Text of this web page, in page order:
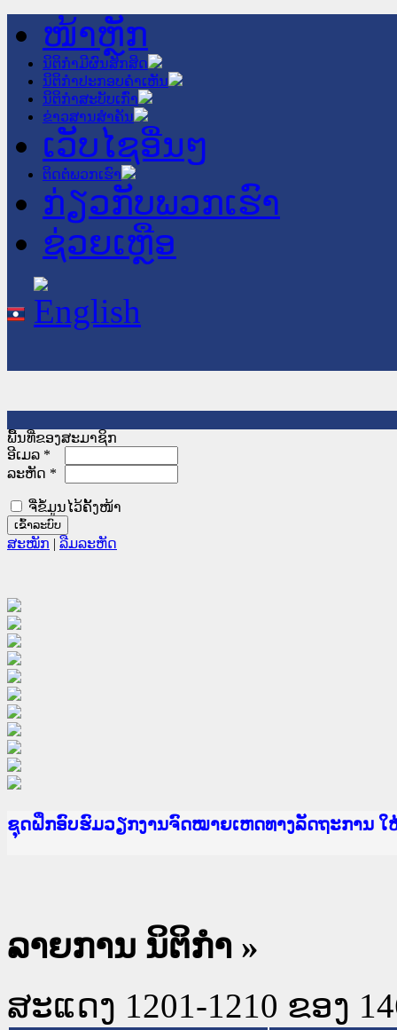
ໜ້າຫຼັກ
ນິຕິກໍາມີຜົນສັກສິດ
ນິຕິກໍາປະກອບຄໍາເຫັນ
ນິຕິກໍາສະບັບເກົ່າ
ຂ່າວສານສໍາຄັນ
ເວັບໄຊອື່ນໆ
ຕິດຕໍ່ພວກເຮົາ
ກ່ຽວກັບພວກເຮົາ
ຊ່ວຍເຫຼືອ
ພື້ນທີ່ຂອງສະມາຊິກ
ອີເມລ *
ລະຫັດ *
ຈື່ຂໍ້ມູນໄວ້ຄັ້ງໜ້າ
ສະໝັກ | ລືມລະຫັດ
Ministry of Justice Lao PDR
ເຜີຍແຜ່ວັບໄຊຈົດໝາຍເຫດທາງລັດຖະການ ແລະ ແອັ
ກະຊວງຍຸຕິທຳ
ຊຸດຝຶກອົບຮົມວຽກງານຈົດໝາຍເຫດທາງລັດຖະການ
ກອງປະຊຸມທົບທວນຄືນການຈັດຕັ້ງປະຕິບັດວຽກງານຈົ
ຝຶກອົບຮົມ ຜູ່ປະສານງານວຽກງານຈົດໝາຍເຫດທາງລັ
ຝຶກອົບຮົມ ຜູ່ປະສານງານວຽກງານຈົດໝາຍເຫດທາງລັ
ເຜີຍແຜ່ແອັບກົດໝາຍລາວ ແລະ ເວັບໄຊຈົດໝາຍເຫດ
ເຜີຍແຜ່ແອັບກົດໝາຍລາວ ແລະ ເວັບໄຊຈົດໝາຍເຫດ
ຍົກລະດັບວຽກງານຈົດໝາຍເຫດທາງລັດຖະການໃຫ້ຜູ້
ຊຸດຝຶກອົບຮົມວຽກງານຈົດໝາຍເຫດທາງລັດຖະການ ໃ
ລາຍການ ນິຕິກໍາ »
ສະແດງ 1201-1210 ຂອງ